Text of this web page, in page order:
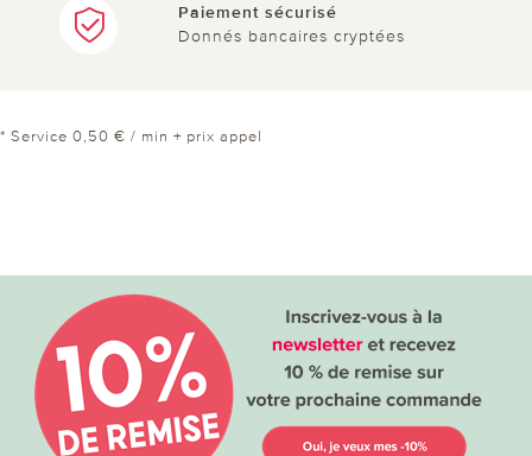
Paiement sécurisé
Donnés bancaires cryptées
* Service 0,50 € / min + prix appel